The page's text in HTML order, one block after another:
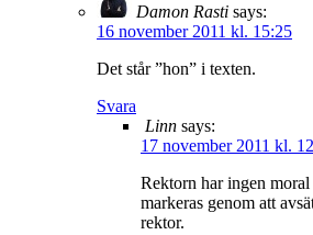
Damon Rasti says:
16 november 2011 kl. 15:25
Det står ”hon” i texten.
Svara
Linn says:
17 november 2011 kl.
Rektorn har ingen moral
markeras genom att
rektor.